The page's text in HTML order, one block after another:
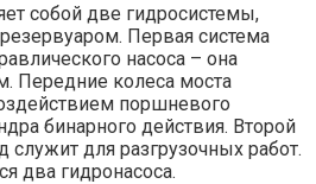
собой две гидросистемы,
Первая система
насоса – она
Передние колеса моста
поршневого
бинарного действия. Второй
служит для разгрузочных работ.
два гидронасоса.